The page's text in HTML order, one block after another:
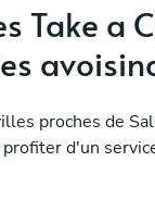
Take a
proches de
d'un